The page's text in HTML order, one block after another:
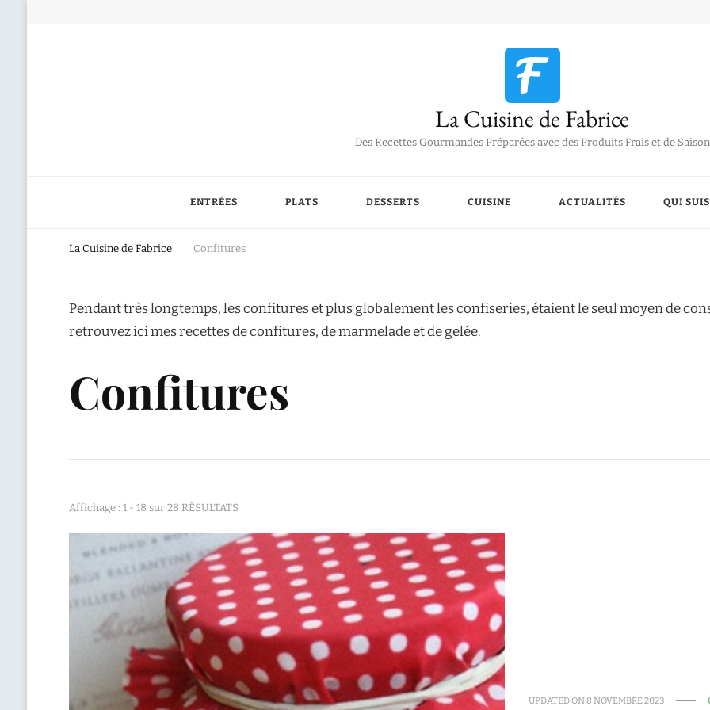
La Cuisine de Fabrice
Des Recettes Gourmandes Préparées avec des Produits Frais et de Saison
ENTRÉES PLATS DESSERTS CUISINE ACTUALITÉS QUI
La Cuisine de Fabrice Confitures
Pendant très longtemps, les confitures et plus globalement les confiseries, étaient le seul moyen de
retrouvez ici mes recettes de confitures, de marmelade et de gelée.
Confitures
Affichage : 1 - 18 sur 28 RÉSULTATS
UPDATED ON 8 NOVEMBRE 2023